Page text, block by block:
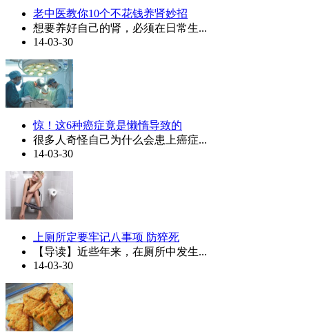
老中医教你10个不花钱养肾妙招
想要养好自己的肾，必须在日常生...
14-03-30
惊！这6种癌症竟是懒惰导致的
很多人奇怪自己为什么会患上癌症...
14-03-30
上厕所定要牢记八事项 防猝死
【导读】近些年来，在厕所中发生...
14-03-30